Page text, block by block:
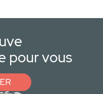
pour vous